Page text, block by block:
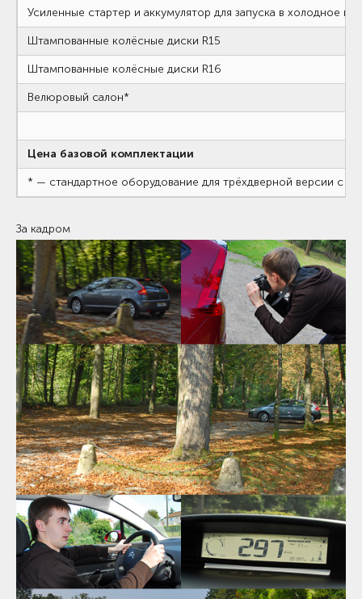
Усиленные стартер и аккумулятор для запуска в холодное
Штампованные колёсные диски R15
Штампованные колёсные диски R16
Велюровый салон*
Цена базовой комплектации
* — стандартное оборудование для трёхдверной версии с
За кадром